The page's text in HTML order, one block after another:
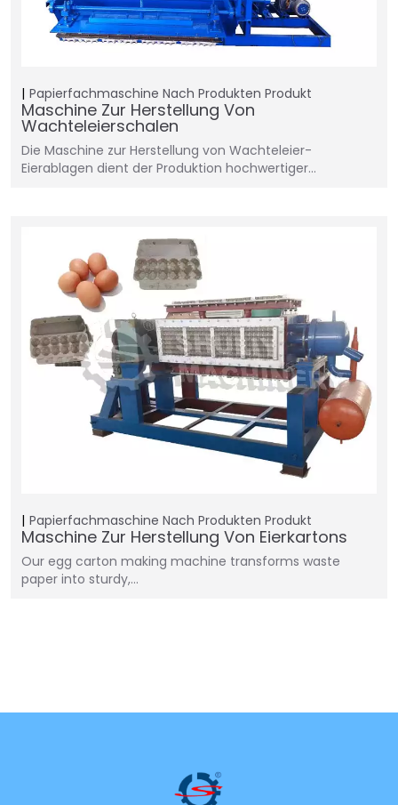
Papierfachmaschine Nach Produkten Produkt
Maschine Zur Herstellung Von
Wachteleierschalen
Die Maschine zur Herstellung von Wachteleier-
Eierablagen dient der Produktion hochwertiger…
Papierfachmaschine Nach Produkten Produkt
Maschine Zur Herstellung Von Eierkartons
Our egg carton making machine transforms waste
paper into sturdy,…